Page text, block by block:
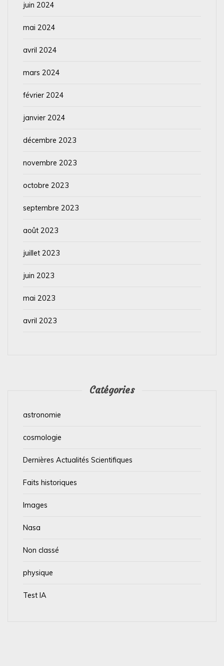
juin 2024
mai 2024
avril 2024
mars 2024
février 2024
janvier 2024
décembre 2023
novembre 2023
octobre 2023
septembre 2023
août 2023
juillet 2023
juin 2023
mai 2023
avril 2023
Catégories
astronomie
cosmologie
Dernières Actualités Scientifiques
Faits historiques
Images
Nasa
Non classé
physique
Test IA